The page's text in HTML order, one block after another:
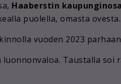
Haaberstin
puolella, omasta ovesta.
vuoden 2023
luonnonvaloa. Taustalla